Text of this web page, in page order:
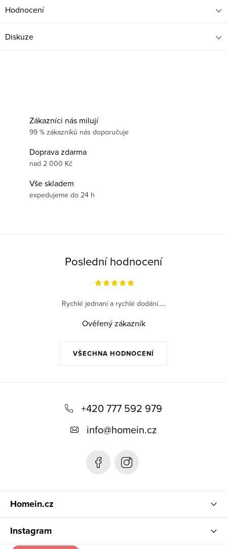
Hodnocení
Diskuze
Zákazníci nás milují
99 % zákazníků nás doporučuje
Doprava zdarma
nad 2 000 Kč
Vše skladem
expedujeme do 24 h
Poslední hodnocení
VŠECHNA HODNOCENÍ
Rychlé jednaní a rychlé dodání.....
Ověřený zákazník
+420 777 592 979
info@homein.cz
Homein.cz
Instagram